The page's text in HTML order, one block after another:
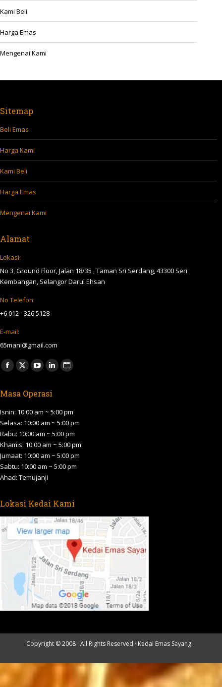
Kami Beli
Harga Emas
Mengenai Kami
Sitemap
Beli Emas
Harga Kami
Kami Beli
Harga Emas
Mengenai Kami
Alamat
Lokasi:
No 3, Ground Floor, Jalan 18/35 , Taman Sri Serdang, 43300 Seri
Kembangan, Selangor Darul Ehsan
No Telefon:
+6 012 - 326 5128
E-mail:
65mani@gmail.com
Find us on:
Facebook
opens
in
new
window
X
opens
in
new
window
YouTube
opens
in
new
window
Linkedin
opens
in
new
window
Website
in
new
window
Masa Operasi
Isnin: 10:00 am ~ 5:00 pm
Selasa: 10:00 am ~ 5:00 pm
Rabu: 10:00 am ~ 5:00 pm
Khamis: 10:00 am ~ 5:00 pm
Jumaat: 10:00 am ~ 5:00 pm
Sabtu: 10:00 am ~ 5:00 pm
Ahad: Temujanji
Lokasi Kedai Kami
Copyright © 2008 · All Rights Reserved · Kedai Emas Sayang